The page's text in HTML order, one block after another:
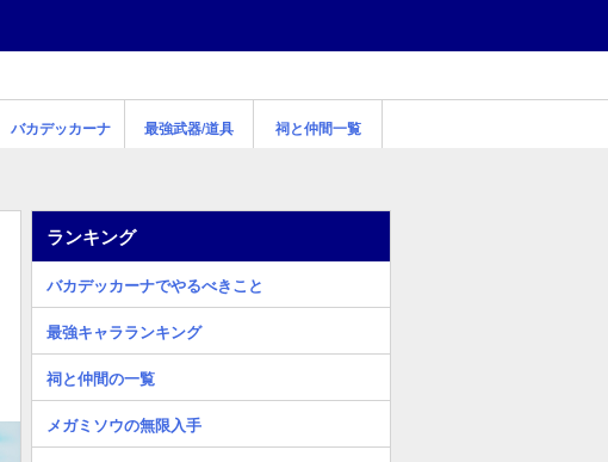
バカデッカーナ 最強武器/道具 祠と仲間一覧
ランキング
バカデッカーナでやるべきこと
最強キャラランキング
祠と仲間の一覧
メガミソウの無限入手